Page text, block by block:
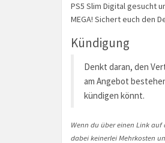
PS5 Slim Digital gesucht
MEGA! Sichert euch den
Kündigung
Denkt daran, den
am Angebot
kündigen könnt.
Wenn du über einen Link
dabei keinerlei Mehrkosten